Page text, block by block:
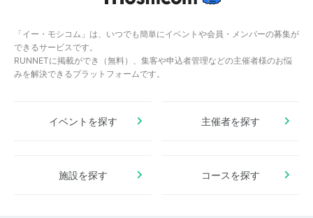
「イー・モシコム」は、いつでも簡単にイベントや会員・メンバーの募集が
できるサービスです。
RUNNETに掲載ができ（無料）、集客や申込者管理などの主催者様のお悩
みを解決できるプラットフォームです。
イベントを探す 主催者を探す
施設を探す コースを探す